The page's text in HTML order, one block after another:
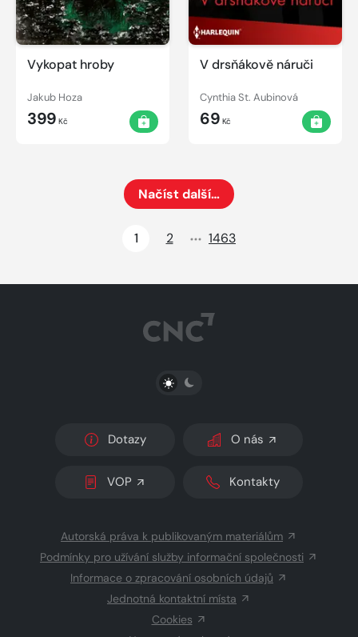
Vykopat hroby
Jakub Hoza
399 Kč
V drsňákově náruči
Cynthia St. Aubinová
69 Kč
Načíst další…
1
2 1463
PŘEPNOUT SVĚTLÝ/TMAVÝ REŽIM
Dotazy O nás
VOP Kontakty
Autorská práva k publikovaným materiálům
Podmínky pro užívání služby informační společnosti
Informace o zpracování osobních údajů
Jednotná kontaktní místa
Cookies